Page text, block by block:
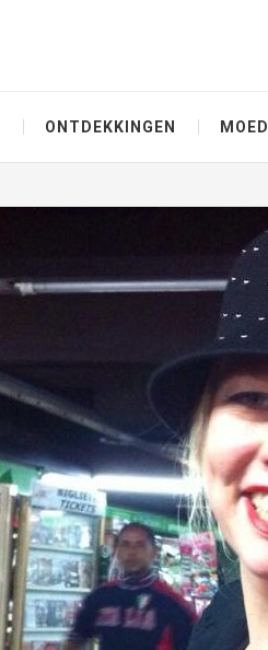
ONTDEKKINGEN